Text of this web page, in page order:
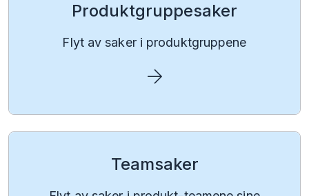
Produkt­gruppe­saker
Flyt av saker i produkt­gruppene
Team­saker